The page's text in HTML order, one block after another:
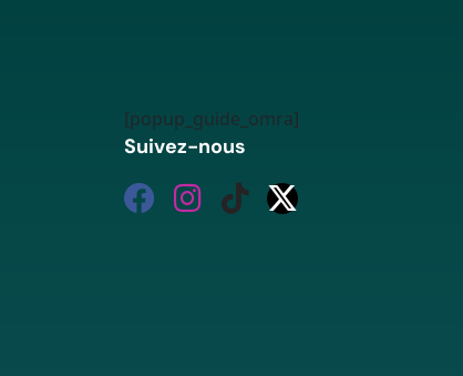
[popup_guide_omra]
Suivez-nous